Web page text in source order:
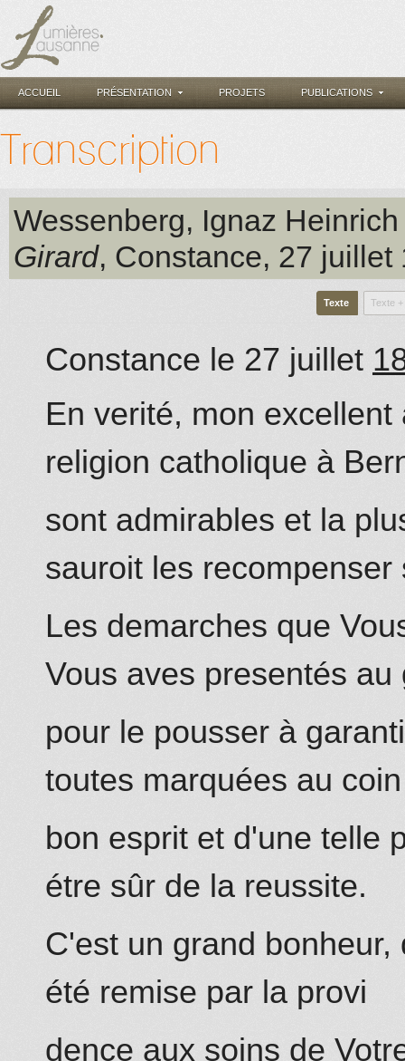
ACCUEIL PRÉSENTATION PROJETS PUBLICATIONS
Transcription
Wessenberg, Ignaz
Girard, Constance, 27 juillet
Texte Texte
Constance le 27 juillet
En verité, mon
religion catholique à
sont admirables et la
sauroit les recompenser
Les demarches que
Vous aves presentés au
pour le pousser à
toutes marquées au
bon esprit et d'une telle
étre sûr de la reussite.
C'est un grand
été remise par la provi
dence aux soins de